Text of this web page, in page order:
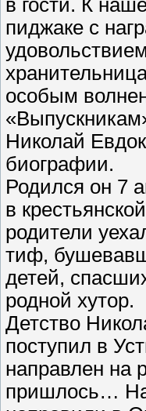
в гости. К
пиджаке с
особым
Николай
биографии.
Родился он 7
в
родители
тиф,
детей,
родной хутор.
Детство
поступил в
направлен на
пришлось… На